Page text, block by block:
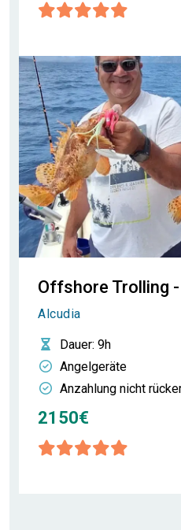
Offshore Trolling
Alcudia
Dauer: 9h
Angelgeräte
Anzahlung nicht
2150€